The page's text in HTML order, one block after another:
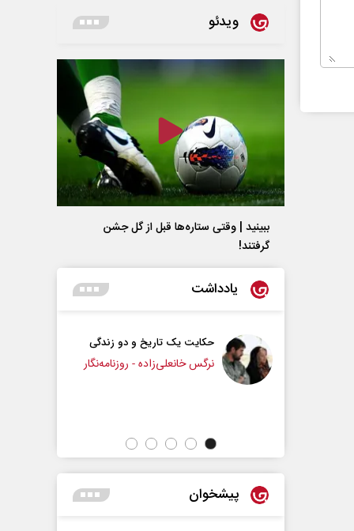
ویدئو
ببینید | وقتی ستاره‌ها قبل از گل جشن
گرفتند!
یادداشت
حکایت یک تاریخ و دو زندگی
نرگس خانعلی‌زاده - روزنامه‌نگار
چرایی عقب‌نشینی ترامپ؟
پیشخوان